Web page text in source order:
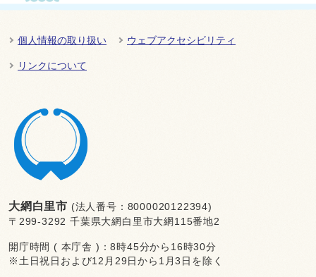
個人情報の取り扱い ウェブアクセシビリティ
リンクについて
大網白里市 (法人番号：8000020122394)
〒299-3292 千葉県大網白里市大網115番地2
開庁時間 ( 本庁舎 )：8時45分から16時30分
※土日祝日および12月29日から1月3日を除く